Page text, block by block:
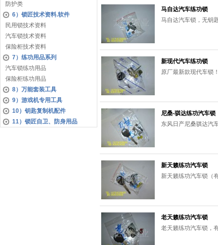
防护类
6）锁匠技术资料.软件
民用锁技术资料
汽车锁技术资料
保险柜技术资料
7）练功用品系列
汽车锁练功用品
保险柜练功用品
8）万能套装工具
9）游戏机专用工具
10）钥匙复制机配件
11）锁匠自卫、防身用品
马自达汽车练功锁
马自达汽车锁，无钥
新现代汽车练功锁
原厂最新款现代车锁
尼桑-骐达练功汽车锁
东风日产尼桑骐达汽
新天籁练功汽车锁
新天籁练功汽车锁（
老天籁练功汽车锁
老天籁练功汽车锁，